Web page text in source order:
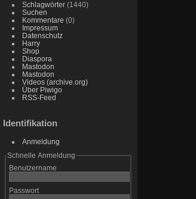
Schlagwörter(1440)
Suchen
Kommentare (0)
Impressum
Datenschutz
Harry
Shop
Diaspora
Mastodon
Mastodon
Videos (archive.org)
Über Piwigo
RSS-Feed
Identifikation
Anmeldung
Schnelle Anmeldung
Benutzername
Passwort